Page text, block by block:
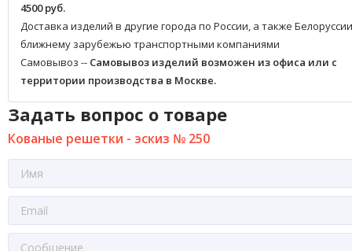
4500 руб.
Доставка изделий в другие города по России, а также
ближнему зарубежью транспортными компаниями
Самовывоз -- Самовывоз изделий возможен из офиса или с
территории производства в Москве.
Задать вопрос о товаре
Кованые решетки - эскиз № 250